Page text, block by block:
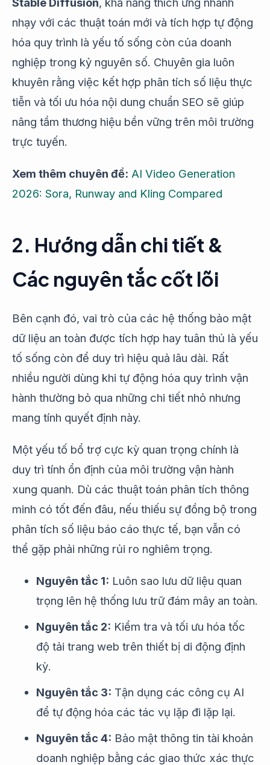
nhạy với các thuật toán mới và tích hợp tự động
hóa quy trình là yếu tố sống còn của doanh
nghiệp trong kỷ nguyên số. Chuyên gia luôn
khuyên rằng việc kết hợp phân tích số liệu thực
tiễn và tối ưu hóa nội dung chuẩn SEO sẽ giúp
nâng tầm thương hiệu bền vững trên môi trường
trực tuyến.
Xem thêm chuyên đề: AI Video Generation
2026: Sora, Runway and Kling Compared
2. Hướng dẫn chi tiết &
Các nguyên tắc cốt lõi
Bên cạnh đó, vai trò của các hệ thống bảo mật
dữ liệu an toàn được tích hợp hay tuân thủ là yếu
tố sống còn để duy trì hiệu quả lâu dài. Rất
nhiều người dùng khi tự động hóa quy trình vận
hành thường bỏ qua những chi tiết nhỏ nhưng
mang tính quyết định này.
Một yếu tố bổ trợ cực kỳ quan trọng chính là
duy trì tính ổn định của môi trường vận hành
xung quanh. Dù các thuật toán phân tích thông
minh có tốt đến đâu, nếu thiếu sự đồng bộ trong
phân tích số liệu báo cáo thực tế, bạn vẫn có
thể gặp phải những rủi ro nghiêm trọng.
Nguyên tắc 1: Luôn sao lưu dữ liệu quan
trọng lên hệ thống lưu trữ đám mây an toàn.
Nguyên tắc 2: Kiểm tra và tối ưu hóa tốc
độ tải trang web trên thiết bị di động định
kỳ.
Nguyên tắc 3: Tận dụng các công cụ AI
để tự động hóa các tác vụ lặp đi lặp lại.
Nguyên tắc 4: Bảo mật thông tin tài khoản
doanh nghiệp bằng các giao thức xác thực